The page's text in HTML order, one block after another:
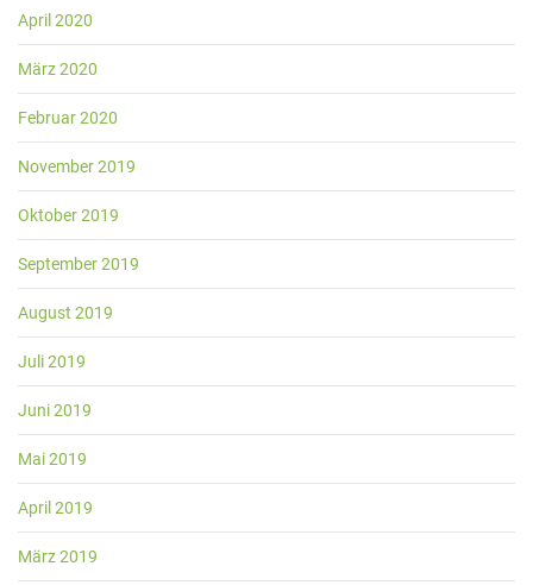
April 2020
März 2020
Februar 2020
November 2019
Oktober 2019
September 2019
August 2019
Juli 2019
Juni 2019
Mai 2019
April 2019
März 2019